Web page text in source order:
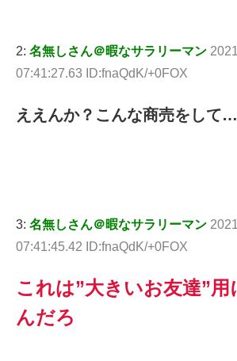
2: 名無しさん＠暇なサラリーマン
07:41:27.63 ID:fnaQdK/+0FOX
ええんか？こんな商売をして…
3: 名無しさん＠暇なサラリーマン
07:41:45.42 ID:fnaQdK/+0FOX
これは”大きいお友達”用
んだろ